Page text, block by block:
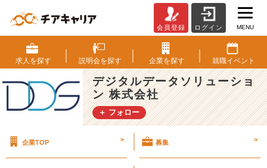
内
シ
ェ
ア
N
o.
1
の
会員登録 ログイン MENU
求人を探す 説明会を探す 企業を探す 就職イベント
デジタルデータソリューショ
ン 株式会社
＋ フォロー
企業TOP > 募集 >